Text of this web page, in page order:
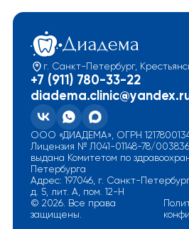
г. Санкт-Петербург,
+7 (911) 780-33-22
ООО «ДИАДЕМА», ОГРН
Лицензия № Л041-01148-78/
выдана Комитетом по
Петербурга
Адрес: 197046, г. Санкт-
д. 5, лит. А, пом. 12-Н
© 2026. Все права
защищены.